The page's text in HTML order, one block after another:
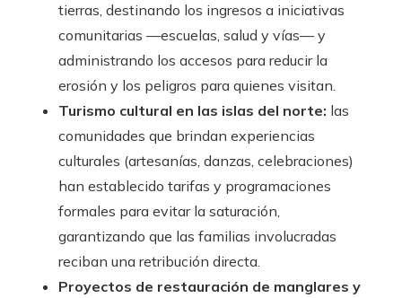
tierras, destinando los ingresos a iniciativas
comunitarias —escuelas, salud y vías— y
administrando los accesos para reducir la
erosión y los peligros para quienes visitan.
Turismo cultural en las islas del norte: las
comunidades que brindan experiencias
culturales (artesanías, danzas, celebraciones)
han establecido tarifas y programaciones
formales para evitar la saturación,
garantizando que las familias involucradas
reciban una retribución directa.
Proyectos de restauración de manglares y